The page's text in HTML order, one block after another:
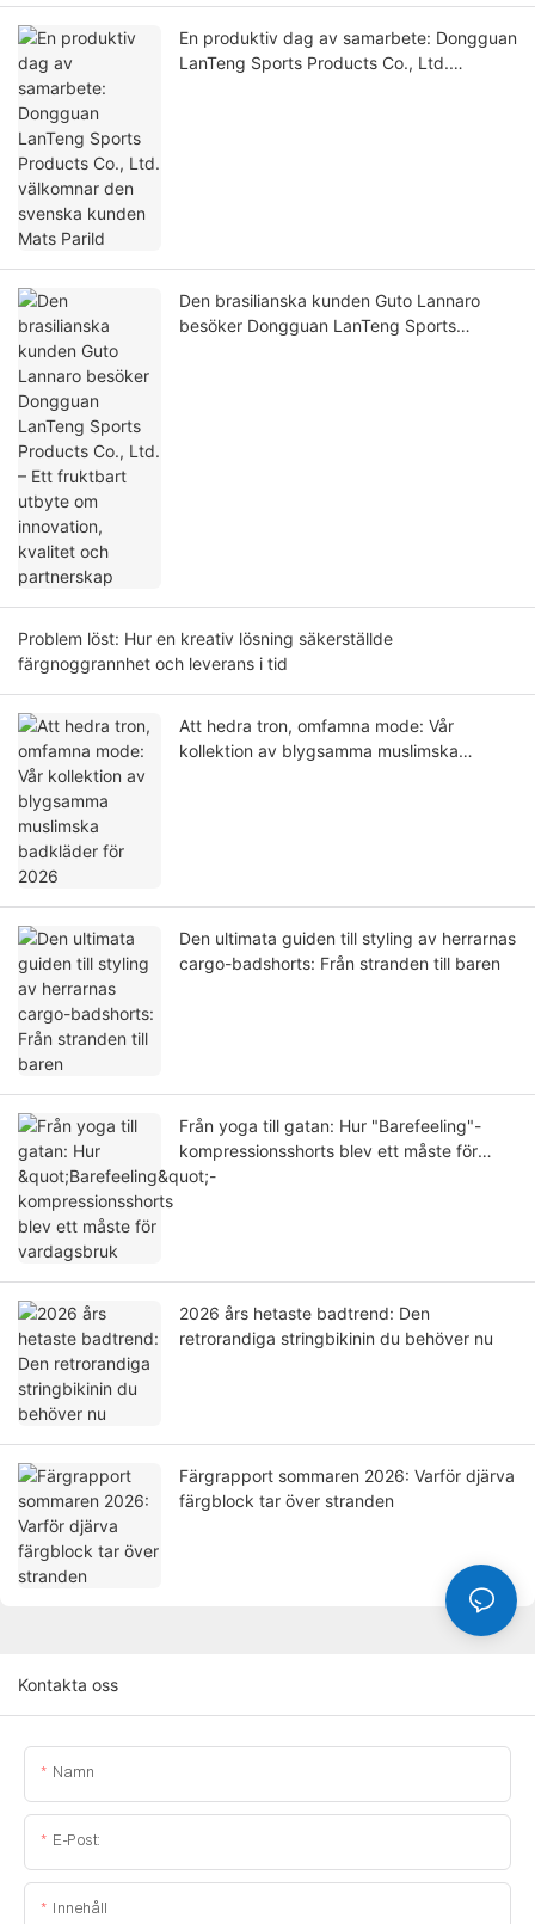
En produktiv dag av samarbete: Dongguan
LanTeng Sports Products Co., Ltd.
Den brasilianska kunden Guto Lannaro
besöker Dongguan LanTeng Sports
Problem löst: Hur en kreativ lösning säkerställde
färgnoggrannhet och leverans i tid
Att hedra tron, omfamna mode: Vår
kollektion av blygsamma muslimska
Den ultimata guiden till styling av herrarnas
cargo-badshorts: Från stranden till baren
Från yoga till gatan: Hur "Barefeeling"-
kompressionsshorts blev ett måste för
vardagsbruk
2026 års hetaste badtrend: Den
retrorandiga stringbikinin du behöver nu
Färgrapport sommaren 2026: Varför djärva
färgblock tar över stranden
Kontakta oss
Namn
E-Post:
Innehåll